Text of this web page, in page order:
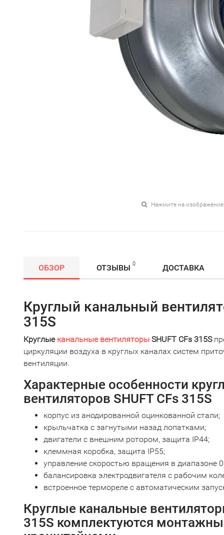
Нажмите на
ОБЗОР ОТЗЫВЫ 0 ДОСТАВКА
Круглый канальный
315S
Круглые канальные вентиляторы SHUFT CFs 315S
циркуляции воздуха в круглых каналах систем
вентиляции.
Характерные особенности
вентиляторов SHUFT CFs 315S
корпус из анодированной оцинкованной стали;
крыльчатка с загнутыми назад лопатками;
двигатели с внешним ротором, защита IP44;
клеммная коробка, защита IP55;
управление скоростью вращения в диапазоне
балансировка электродвигателя с рабочим
встроенное термореле с автоматическим
Круглые канальные
315S комплектуются